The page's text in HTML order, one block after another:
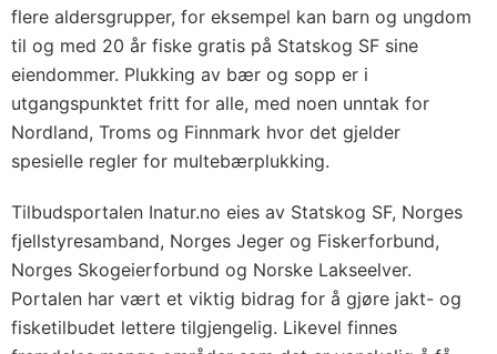
flere aldersgrupper, for eksempel kan barn og ungdom
til og med 20 år fiske gratis på Statskog SF sine
eiendommer. Plukking av bær og sopp er i
utgangspunktet fritt for alle, med noen unntak for
Nordland, Troms og Finnmark hvor det gjelder
spesielle regler for multebærplukking.
Tilbudsportalen Inatur.no eies av Statskog SF, Norges
fjellstyresamband, Norges Jeger og Fiskerforbund,
Norges Skogeierforbund og Norske Lakseelver.
Portalen har vært et viktig bidrag for å gjøre jakt- og
fisketilbudet lettere tilgjengelig. Likevel finnes